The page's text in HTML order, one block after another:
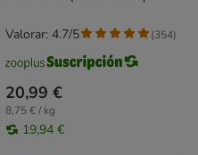
20,99 €
8,75 € / kg
19,94 €
Valorar: 4.7/5 (354)